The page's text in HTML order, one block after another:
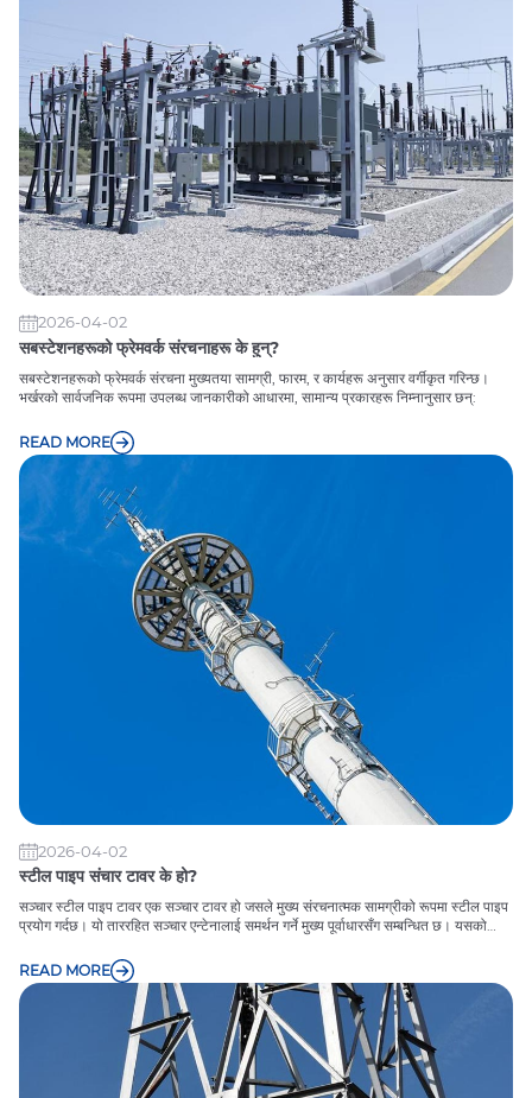
2026-04-02
सबस्टेशनहरूको फ्रेमवर्क संरचनाहरू के हुन्?
सबस्टेशनहरूको फ्रेमवर्क संरचना मुख्यतया सामग्री, फारम, र कार्यहरू अनुसार वर्गीकृत गरिन्छ।
भर्खरको सार्वजनिक रूपमा उपलब्ध जानकारीको आधारमा, सामान्य प्रकारहरू निम्नानुसार छन्:
READ MORE
2026-04-02
स्टील पाइप संचार टावर के हो?
सञ्चार स्टील पाइप टावर एक सञ्चार टावर हो जसले मुख्य संरचनात्मक सामग्रीको रूपमा स्टील पाइप
प्रयोग गर्दछ। यो ताररहित सञ्चार एन्टेनालाई समर्थन गर्ने मुख्य पूर्वाधारसँग सम्बन्धित छ। यसको
पदचिह्नको विशेषताहरू छन्। यो मोबाइल संचार र प्रसारण टेलिभिजन जस्ता क्षेत्रहरूमा व्यापक रूपमा
प्रयोग गरिन्छ।
READ MORE